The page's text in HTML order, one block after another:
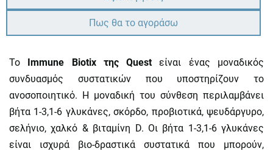
Πως θα το αγοράσω
Το Immune Biotix της Questείναι ένας μοναδικός
συνδυασμός συστατικών που υποστηρίζουν το
ανοσοποιητικό. Η μοναδική του σύνθεση περιλαμβάνει
βήτα 1-3,1-6 γλυκάνες, σκόρδο, προβιοτικά, ψευδάργυρο,
σελήνιο, χαλκό & βιταμίνη D. Οι βήτα 1-3,1-6 γλυκάνες
είναι ισχυρά βιο-δραστικά συστατικά που μπορούν,